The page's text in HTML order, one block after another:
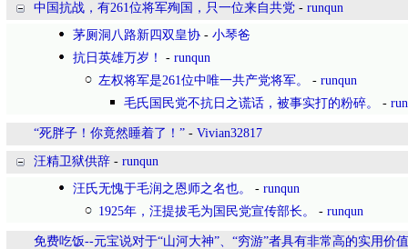
中国抗战，有261位将军殉国，只一位来自共党 - runqun
茅厕洞八路新四双皇协 - 小琴爸
抗日英雄万岁！
- runqun
左权将军是261位中唯一共产党将军。
- runqun
毛氏国民党不抗日之谎话，被事实打的粉碎。
-
“死胖子！你竟然睡着了！” - Vivian32817
汪精卫狱供辞 - runqun
汪氏无愧于毛润之恩师之名也。
- runqun
1925年，汪提拔毛为国民党宣传部长。
- runqun
免费吃饭--元宝说对于“山河大神”、“穷游”者具有非常高的实用价